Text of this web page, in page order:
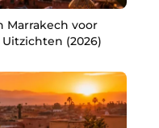
Marrakech voor
(2026)